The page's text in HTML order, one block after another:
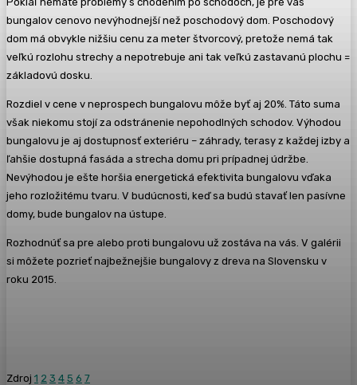
bungalov cenovo nevýhodnejší než poschodový dom. Poschodový
dom má obvykle nižšiu cenu za meter štvorcový, pretože nemá tak
veľkú rozlohu strechy a nepotrebuje ani tak veľkú zastavanú plochu =
základovú dosku.
Rozdiel v cene v neprospech bungalovu môže byť aj 20%. Táto suma
však niekomu stojí za odstránenie nepohodlných schodov. Výhodou
bungalovu je aj dostupnosť exteriéru – záhrady, terasy z každej izby a
ľahšie dostupná fasáda a strecha domu pri prípadnej údržbe.
Nevýhodou je ešte horšia energetická efektivita bungalovu vďaka
jeho rozložitému tvaru. V budúcnosti, keď sa budú stavať len pasívne
domy, bude bungalov na ústupe.
Rozhodnúť sa pre alebo proti bungalovu už zostáva na vás. V galérii
si môžete pozrieť najbežnejšie bungalovy z dreva na Slovensku v
roku 2015.
Zdroj 1 2 3 4 5 6 7